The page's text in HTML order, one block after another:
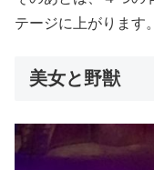
テージに上がります
美女と野獣